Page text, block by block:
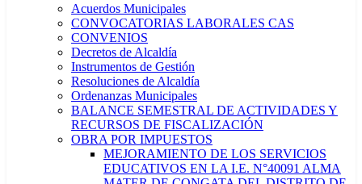
Acuerdos Municipales
CONVOCATORIAS LABORALES CAS
CONVENIOS
Decretos de Alcaldía
Instrumentos de Gestión
Resoluciones de Alcaldía
Ordenanzas Municipales
BALANCE SEMESTRAL DE ACTIVIDADES Y
RECURSOS DE FISCALIZACIÓN
OBRA POR IMPUESTOS
MEJORAMIENTO DE LOS SERVICIOS
EDUCATIVOS EN LA I.E. N°40091 ALMA